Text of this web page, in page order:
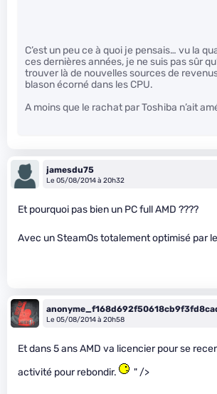
C’est un peu ce à quoi je pensais… vu la
ces dernières années, je ne suis pas sûr
trouver là de nouvelles sources de
blason écorné dans les CPU.
A moins que le rachat par Toshiba n’ait
jamesdu75
Le 05/08/2014 à 20h32
Et pourquoi pas bien un PC full AMD ????
Avec un SteamOs totalement optimisé par
Le 05/08/2014 à 20h58
Et dans 5 ans AMD va licencier pour se
activité pour rebondir.
" />